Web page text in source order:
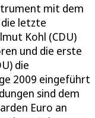
mit dem
letzte
Kohl (CDU)
und die erste
die
2009 eingeführt
sind dem
Euro an